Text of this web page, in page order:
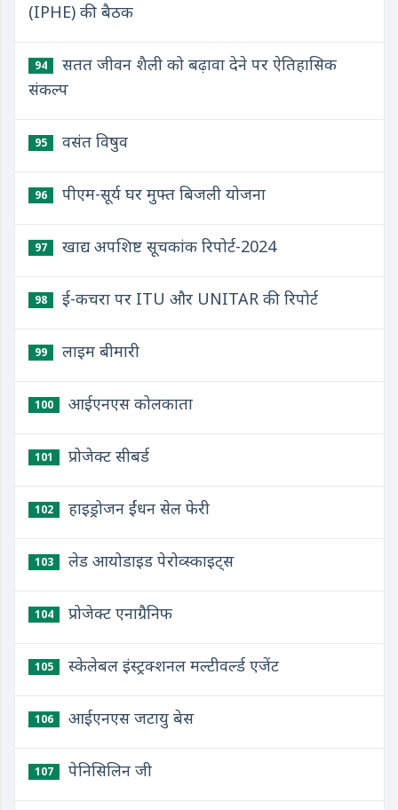
(IPHE) की बैठक
94
सतत जीवन शैली को बढ़ावा देने पर ऐतिहासिक
संकल्प
95 वसंत विषुव
96 पीएम-सूर्य घर मुफ्त बिजली योजना
97 खाद्य अपशिष्ट सूचकांक रिपोर्ट-2024
98 ई-कचरा पर ITU और UNITAR की रिपोर्ट
99 लाइम बीमारी
100 आईएनएस कोलकाता
101 प्रोजेक्ट सीबर्ड
102 हाइड्रोजन ईंधन सेल फेरी
103 लेड आयोडाइड पेरोव्स्काइट्स
104 प्रोजेक्ट एनाग्रैनिफ
105 स्केलेबल इंस्ट्रक्शनल मल्टीवर्ल्ड एजेंट
106 आईएनएस जटायु बेस
107 पेनिसिलिन जी